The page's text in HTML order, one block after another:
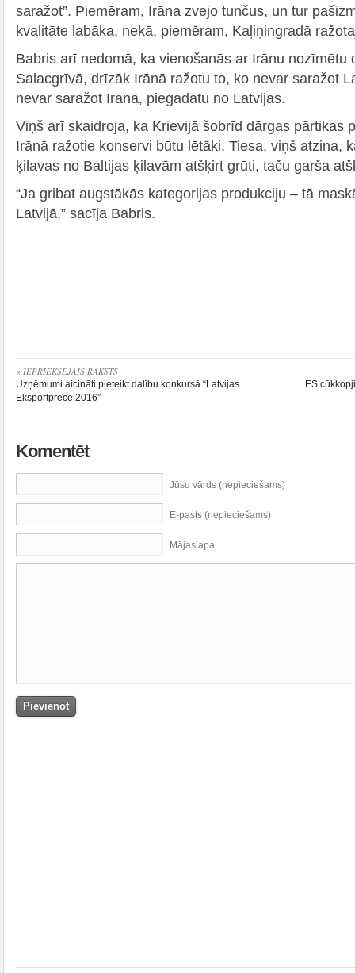
saražot”. Piemēram, Irāna zvejo tunčus, un tur
kvalitāte labāka, nekā, piemēram, Kaļiņingradā
Babris arī nedomā, ka vienošanās ar Irānu nozīmētu
Salacgrīvā, drīzāk Irānā ražotu to, ko nevar saražot
nevar saražot Irānā, piegādātu no Latvijas.
Viņš arī skaidroja, ka Krievijā šobrīd dārgas pārtikas
Irānā ražotie konservi būtu lētāki. Tiesa, viņš atzina,
ķilavas no Baltijas ķilavām atšķirt grūti, taču garša
“Ja gribat augstākās kategorijas produkciju – tā
Latvijā,” sacīja Babris.
« IEPRIEKŠĒJAIS RAKSTS
Uzņēmumi aicināti pieteikt dalību konkursā “Latvijas
Eksportprece 2016”
ES
Komentēt
Jūsu vārds (nepieciešams)
E-pasts (nepieciešams)
Mājaslapa